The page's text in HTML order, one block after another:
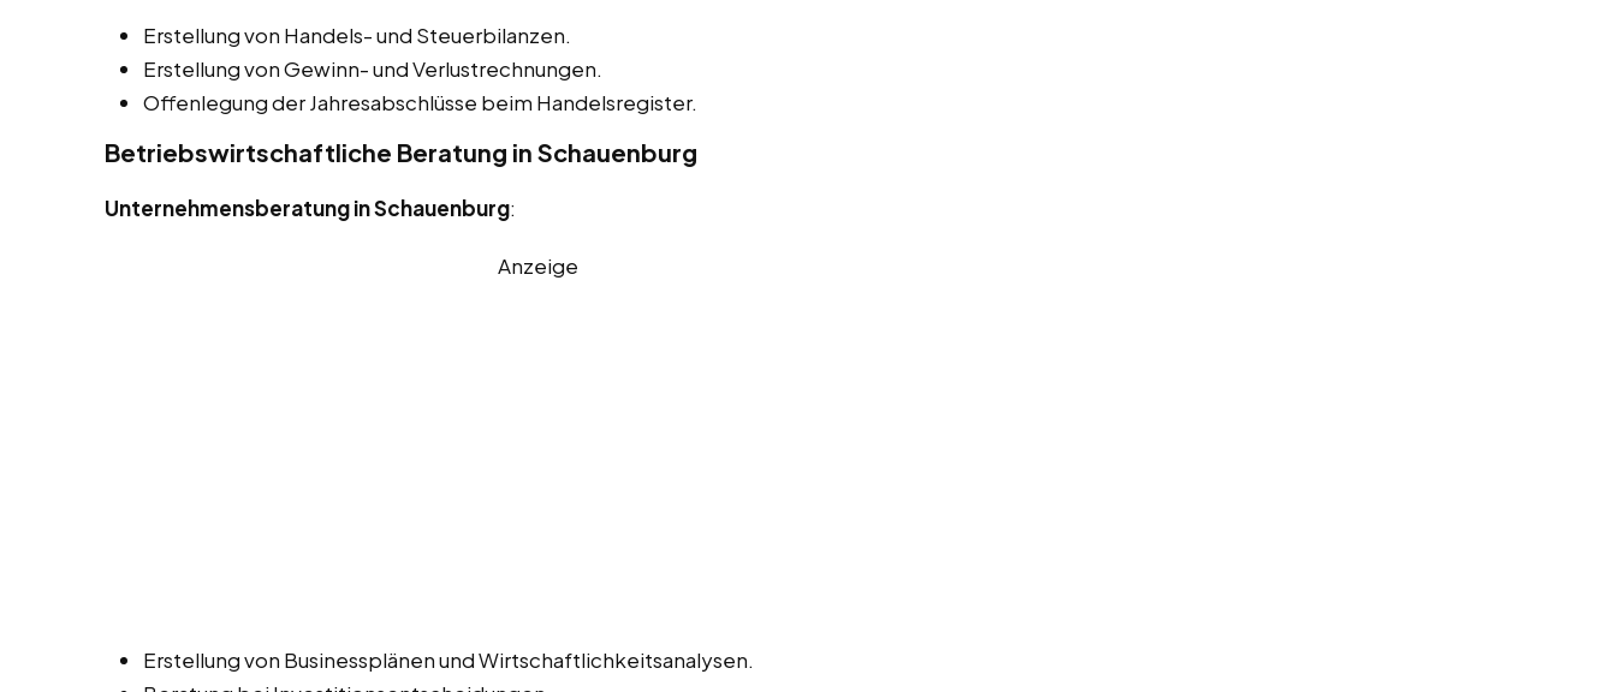
Erstellung von Handels- und Steuerbilanzen.
Erstellung von Gewinn- und Verlustrechnungen.
Offenlegung der Jahresabschlüsse beim Handelsregister.
Betriebswirtschaftliche Beratung in Schauenburg
Unternehmensberatung in Schauenburg:
Anzeige
Erstellung von Businessplänen und Wirtschaftlichkeitsanalysen.